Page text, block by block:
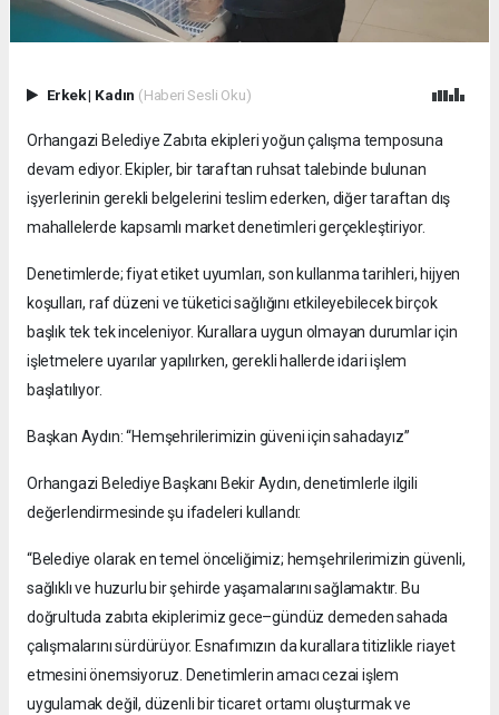
Erkek| Kadın (Haberi Sesli Oku)
Orhangazi Belediye Zabıta ekipleri yoğun çalışma temposuna
devam ediyor. Ekipler, bir taraftan ruhsat talebinde bulunan
işyerlerinin gerekli belgelerini teslim ederken, diğer taraftan dış
mahallelerde kapsamlı market denetimleri gerçekleştiriyor.
Denetimlerde; fiyat etiket uyumları, son kullanma tarihleri, hijyen
koşulları, raf düzeni ve tüketici sağlığını etkileyebilecek birçok
başlık tek tek inceleniyor. Kurallara uygun olmayan durumlar için
işletmelere uyarılar yapılırken, gerekli hallerde idari işlem
başlatılıyor.
Başkan Aydın: “Hemşehrilerimizin güveni için sahadayız”
Orhangazi Belediye Başkanı Bekir Aydın, denetimlerle ilgili
değerlendirmesinde şu ifadeleri kullandı:
“Belediye olarak en temel önceliğimiz; hemşehrilerimizin güvenli,
sağlıklı ve huzurlu bir şehirde yaşamalarını sağlamaktır. Bu
doğrultuda zabıta ekiplerimiz gece–gündüz demeden sahada
çalışmalarını sürdürüyor. Esnafımızın da kurallara titizlikle riayet
etmesini önemsiyoruz. Denetimlerin amacı cezai işlem
uygulamak değil, düzenli bir ticaret ortamı oluşturmak ve